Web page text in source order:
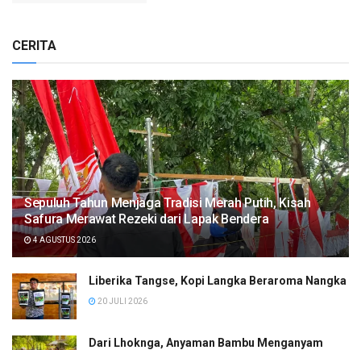
CERITA
Sepuluh Tahun Menjaga Tradisi Merah Putih, Kisah
Safura Merawat Rezeki dari Lapak Bendera
4 AGUSTUS 2026
Liberika Tangse, Kopi Langka Beraroma Nangka
20 JULI 2026
Dari Lhoknga, Anyaman Bambu Menganyam